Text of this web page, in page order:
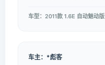
车型：2011款 1.6E 自动魅动版
车主：*彪客